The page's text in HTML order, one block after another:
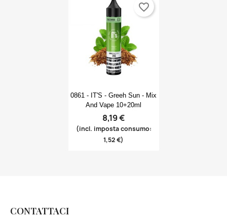
Anteprima
0861 - IT'S - Greeh Sun - Mix
And Vape 10+20ml
8,19 €
(incl. imposta consumo:
1,52 €)
favorite_border
CONTATTACI